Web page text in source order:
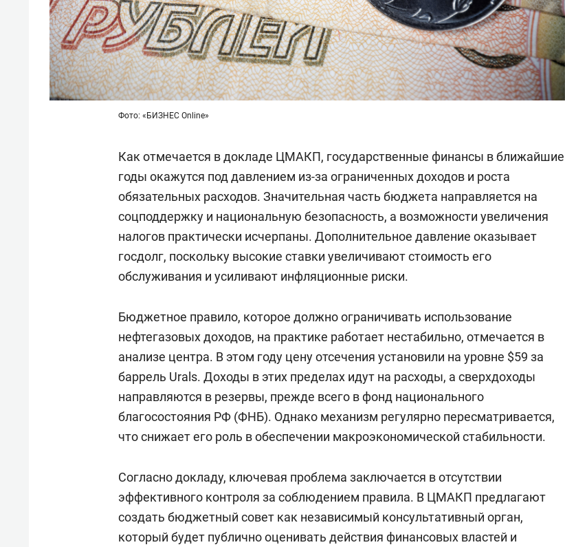
Фото: «БИЗНЕС Online»
Как отмечается в докладе ЦМАКП, государственные финансы в ближайшие
годы окажутся под давлением из-за ограниченных доходов и роста
обязательных расходов. Значительная часть бюджета направляется на
соцподдержку и национальную безопасность, а возможности увеличения
налогов практически исчерпаны. Дополнительное давление оказывает
госдолг, поскольку высокие ставки увеличивают стоимость его
обслуживания и усиливают инфляционные риски.
Бюджетное правило, которое должно ограничивать использование
нефтегазовых доходов, на практике работает нестабильно, отмечается в
анализе центра. В этом году цену отсечения установили на уровне $59 за
баррель Urals. Доходы в этих пределах идут на расходы, а сверхдоходы
направляются в резервы, прежде всего в фонд национального
благосостояния РФ (ФНБ). Однако механизм регулярно пересматривается,
что снижает его роль в обеспечении макроэкономической стабильности.
Согласно докладу, ключевая проблема заключается в отсутствии
эффективного контроля за соблюдением правила. В ЦМАКП предлагают
создать бюджетный совет как независимый консультативный орган,
который будет публично оценивать действия финансовых властей и